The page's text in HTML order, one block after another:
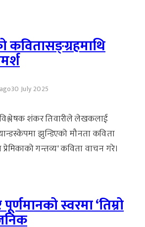
30 July 2025
विश्लेषक शंकर तिवारीले लेखकलाई
झुन्डिएको मौनता कविता
गन्तव्य' कविता वाचन गरे।
स्वरमा ‘तिम्रो